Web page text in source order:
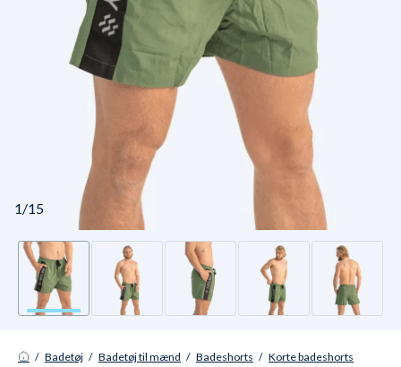
1/15
/ Badetøj / Badetøj til mænd / Badeshorts / Korte badeshorts